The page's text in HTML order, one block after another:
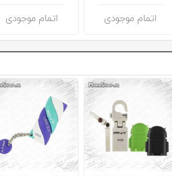
اتمام موجودی اتمام موجودی